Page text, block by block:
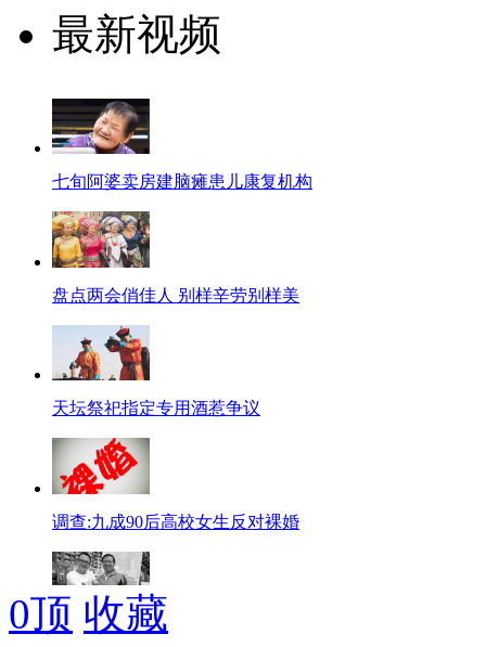
最新视频
七旬阿婆卖房建脑瘫患儿康复机构
盘点两会俏佳人 别样辛劳别样美
天坛祭祀指定专用酒惹争议
调查:九成90后高校女生反对裸婚
肢残青年网上出售梦想里程
0顶 收藏